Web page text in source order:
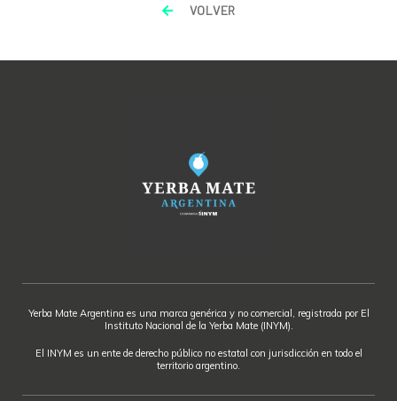
VOLVER
Yerba Mate Argentina es una marca genérica y no comercial, registrada por El
Instituto Nacional de la Yerba Mate (INYM).
El INYM es un ente de derecho público no estatal con jurisdicción en todo el
territorio argentino.